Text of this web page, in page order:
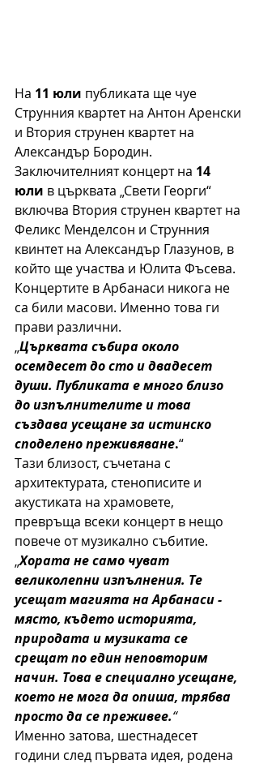
На 11 юли публиката ще чуе
Струнния квартет на Антон Аренски
и Втория струнен квартет на
Александър Бородин.
Заключителният концерт на 14
юли в църквата „Свети Георги“
включва Втория струнен квартет на
Феликс Менделсон и Струнния
квинтет на Александър Глазунов, в
който ще участва и Юлита Фъсева.
Концертите в Арбанаси никога не
са били масови. Именно това ги
прави различни.
„Църквата събира около
осемдесет до сто и двадесет
души. Публиката е много близо
до изпълнителите и това
създава усещане за истинско
споделено преживяване.“
Тази близост, съчетана с
архитектурата, стенописите и
акустиката на храмовете,
превръща всеки концерт в нещо
повече от музикално събитие.
„Хората не само чуват
великолепни изпълнения. Те
усещат магията на Арбанаси -
място, където историята,
природата и музиката се
срещат по един неповторим
начин. Това е специално усещане,
което не мога да опиша, трябва
просто да се преживее.“
Именно затова, шестнадесет
години след първата идея, родена